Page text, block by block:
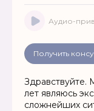
Аудио-
Получить
Здравствуйте.
лет являюсь
сложнейших